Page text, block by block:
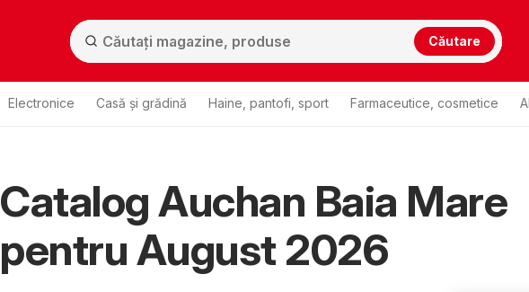
Căutare
Electronice Casă și grădină Haine, pantofi, sport Farmaceutice, cosmetice
Catalog Auchan Baia Mare
pentru August 2026